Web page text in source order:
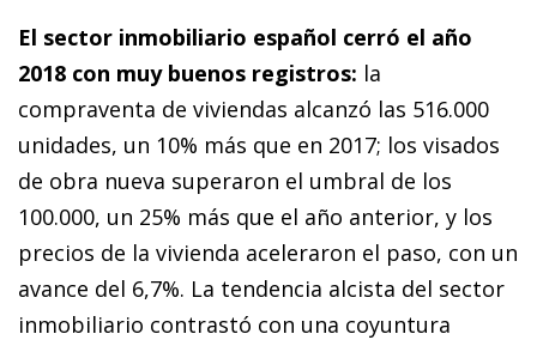
El sector inmobiliario español cerró el año
2018 con muy buenos registros: la
compraventa de viviendas alcanzó las 516.000
unidades, un 10% más que en 2017; los visados
de obra nueva superaron el umbral de los
100.000, un 25% más que el año anterior, y los
precios de la vivienda aceleraron el paso, con un
avance del 6,7%. La tendencia alcista del sector
inmobiliario contrastó con una coyuntura